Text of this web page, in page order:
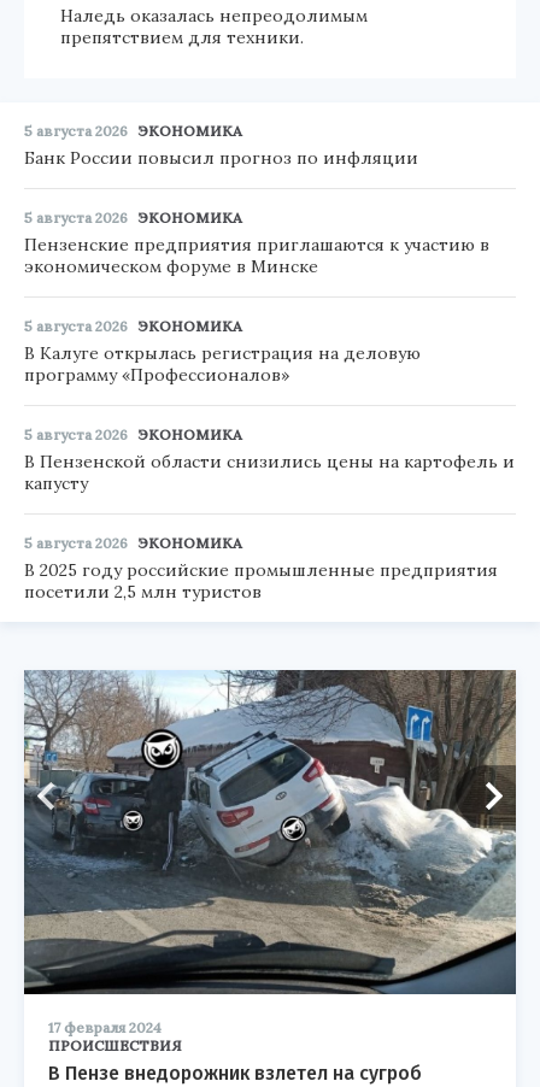
Наледь оказалась непреодолимым
препятствием для техники.
5 августа 2026 ЭКОНОМИКА
Банк России повысил прогноз по инфляции
5 августа 2026 ЭКОНОМИКА
Пензенские предприятия приглашаются к участию в
экономическом форуме в Минске
5 августа 2026 ЭКОНОМИКА
В Калуге открылась регистрация на деловую
программу «Профессионалов»
5 августа 2026 ЭКОНОМИКА
В Пензенской области снизились цены на картофель и
капусту
5 августа 2026 ЭКОНОМИКА
В 2025 году российские промышленные предприятия
посетили 2,5 млн туристов
17 февраля 2024
ПРОИСШЕСТВИЯ
В Пензе внедорожник взлетел на сугроб